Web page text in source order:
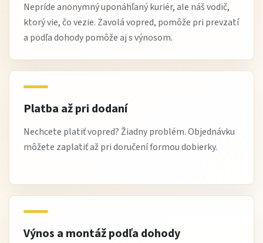
Nepríde anonymný uponáhľaný kuriér, ale náš vodič,
ktorý vie, čo vezie. Zavolá vopred, pomôže pri prevzatí
a podľa dohody pomôže aj s výnosom.
Platba až pri dodaní
Nechcete platiť vopred? Žiadny problém. Objednávku
môžete zaplatiť až pri doručení formou dobierky.
Výnos a montáž podľa dohody